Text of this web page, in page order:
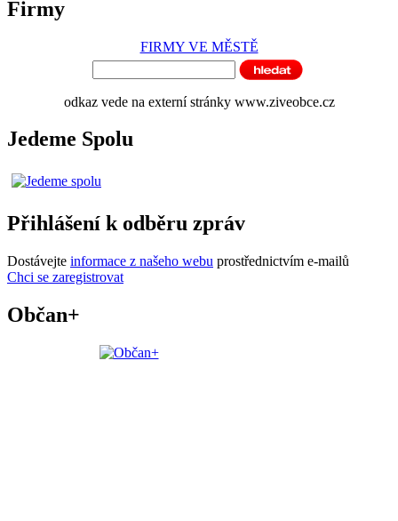
Firmy
FIRMY VE MĚSTĚ
odkaz vede na externí stránky www.ziveobce.cz
Jedeme Spolu
Přihlášení k odběru zpráv
Dostávejte informace z našeho webu prostřednictvím e-mailů
Chci se zaregistrovat
Občan+